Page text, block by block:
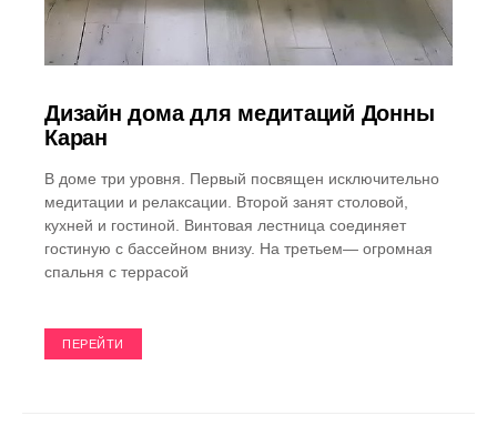
Дизайн дома для медитаций Донны
Каран
В доме три уровня. Первый посвящен исключительно
медитации и релаксации. Второй занят столовой,
кухней и гостиной. Винтовая лестница соединяет
гостиную с бассейном внизу. На третьем— огромная
спальня с террасой
ПЕРЕЙТИ